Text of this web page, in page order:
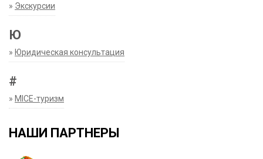
» Экскурсии
Ю
» Юридическая консультация
#
» MICE-туризм
НАШИ ПАРТНЕРЫ